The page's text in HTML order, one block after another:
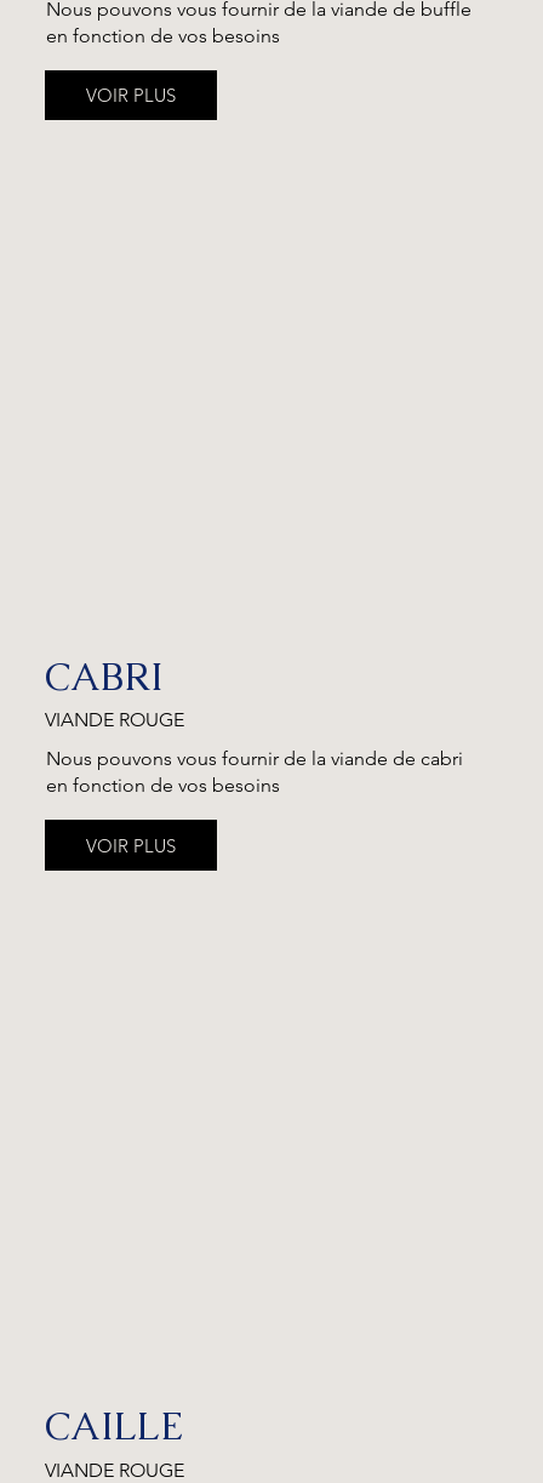
Nous pouvons vous fournir de la viande de buffle
en fonction de vos besoins
VOIR PLUS
CABRI
VIANDE ROUGE
Nous pouvons vous fournir de la viande de cabri
en fonction de vos besoins
VOIR PLUS
CAILLE
VIANDE ROUGE